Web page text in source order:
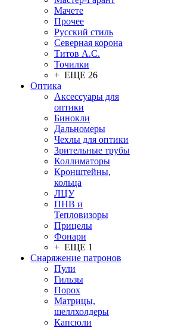
Мачете
Прочее
Русский стиль
Северная корона
Титов А.С.
Точилки
+ ЕЩЕ 26
Оптика
Аксессуары для
оптики
Бинокли
Дальномеры
Чехлы для оптики
Зрительные трубы
Коллиматоры
Кронштейны,
кольца
ЛЦУ
ПНВ и
Тепловизоры
Прицелы
Фонари
+ ЕЩЕ 1
Снаряжение патронов
Пули
Гильзы
Порох
Матрицы,
шеллхолдеры
Капсюли